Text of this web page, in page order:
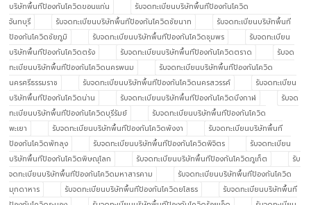
บริษัทพื้นทีป้องกันโควิดขอนแก่น
รับจดทะเบียนบริษัทพื้นทีป้องกันโควิด
จันทบุรี
รับจดทะเบียนบริษัทพื้นทีป้องกันโควิดชัยนาท
รับจดทะเบียนบริษัทพื้นที
ป้องกันโควิดชัยภูมิ
รับจดทะเบียนบริษัทพื้นทีป้องกันโควิดชุมพร
รับจดทะเบียน
บริษัทพื้นทีป้องกันโควิดตรัง
รับจดทะเบียนบริษัทพื้นทีป้องกันโควิดตราด
รับจด
ทะเบียนบริษัทพื้นทีป้องกันโควิดนครพนม
รับจดทะเบียนบริษัทพื้นทีป้องกันโควิด
นครศรีธรรมราช
รับจดทะเบียนบริษัทพื้นทีป้องกันโควิดนครสวรรค์
รับจดทะเบียน
บริษัทพื้นทีป้องกันโควิดน่าน
รับจดทะเบียนบริษัทพื้นทีป้องกันโควิดบึงกาฬ
รับจด
ทะเบียนบริษัทพื้นทีป้องกันโควิดบุรีรัมย์
รับจดทะเบียนบริษัทพื้นทีป้องกันโควิด
พะเยา
รับจดทะเบียนบริษัทพื้นทีป้องกันโควิดพังงา
รับจดทะเบียนบริษัทพื้นที
ป้องกันโควิดพัทลุง
รับจดทะเบียนบริษัทพื้นทีป้องกันโควิดพิจิตร
รับจดทะเบียน
บริษัทพื้นทีป้องกันโควิดพิษณุโลก
รับจดทะเบียนบริษัทพื้นทีป้องกันโควิดภูเก็ต
รับ
จดทะเบียนบริษัทพื้นทีป้องกันโควิดมหาสารคาม
รับจดทะเบียนบริษัทพื้นทีป้องกันโควิด
มุกดาหาร
รับจดทะเบียนบริษัทพื้นทีป้องกันโควิดยโสธร
รับจดทะเบียนบริษัทพื้นที